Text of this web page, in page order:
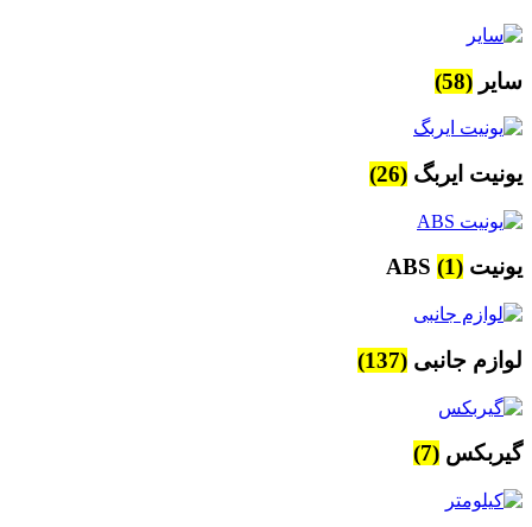
سایر (58)
یونیت ایربگ (26)
یونیت ABS (1)
لوازم جانبی (137)
گیربکس (7)